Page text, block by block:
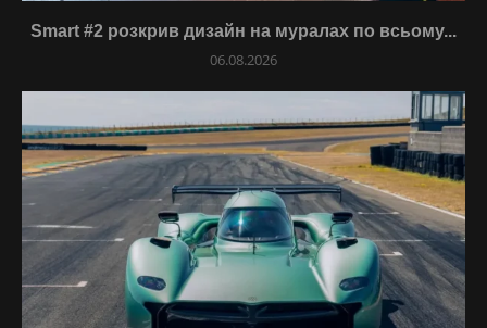
Smart #2 розкрив дизайн на муралах по всьому...
06.08.2026